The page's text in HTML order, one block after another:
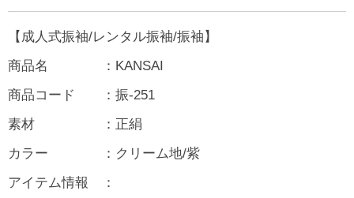
【成人式振袖/レンタル振袖/振袖】
商品名 ：KANSAI
商品コード ：振-251
素材 ：正絹
カラー ：クリーム地/紫
アイテム情報 ：